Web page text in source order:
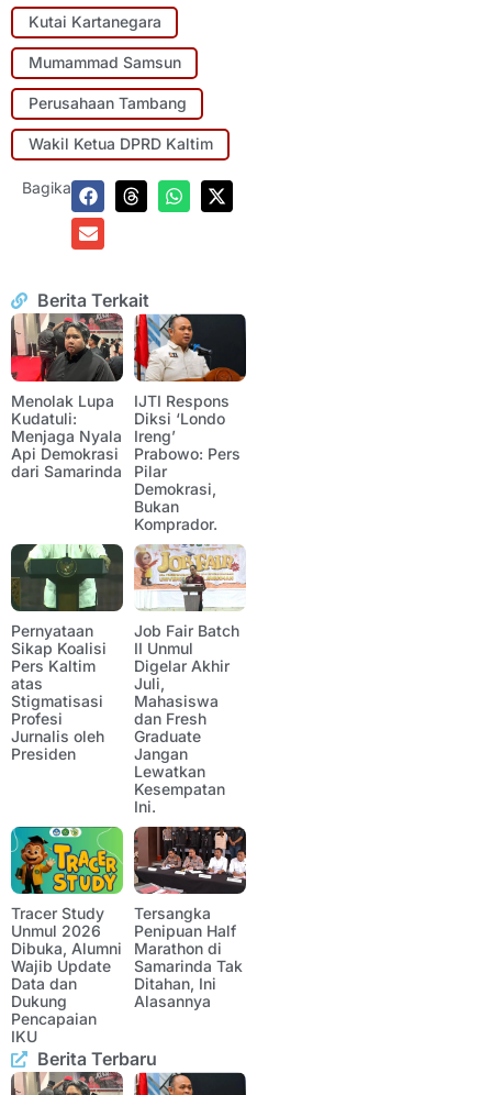
Kutai Kartanegara
Mumammad Samsun
Perusahaan Tambang
Wakil Ketua DPRD Kaltim
Bagikan:
Berita Terkait
Menolak Lupa
Kudatuli:
Menjaga Nyala
Api Demokrasi
dari Samarinda
IJTI Respons
Diksi ‘Londo
Ireng’
Prabowo: Pers
Pilar
Demokrasi,
Bukan
Komprador.
Pernyataan
Sikap Koalisi
Pers Kaltim
atas
Stigmatisasi
Profesi
Jurnalis oleh
Presiden
Job Fair Batch
II Unmul
Digelar Akhir
Juli,
Mahasiswa
dan Fresh
Graduate
Jangan
Lewatkan
Kesempatan
Ini.
Tracer Study
Unmul 2026
Dibuka, Alumni
Wajib Update
Data dan
Dukung
Pencapaian
IKU
Tersangka
Penipuan Half
Marathon di
Samarinda Tak
Ditahan, Ini
Alasannya
Berita Terbaru